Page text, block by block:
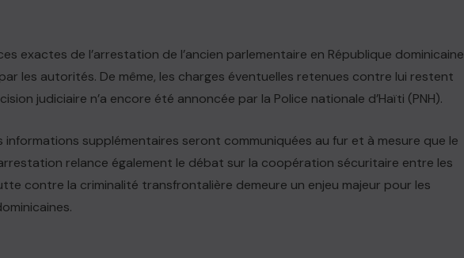
exactes de l’arrestation de l’ancien parlementaire en République dominicaine
les autorités. De même, les charges éventuelles retenues contre lui restent
judiciaire n’a encore été annoncée par la Police nationale d’Haïti (PNH).
informations supplémentaires seront communiquées au fur et à mesure que le
relance également le débat sur la coopération sécuritaire entre les
contre la criminalité transfrontalière demeure un enjeu majeur pour les